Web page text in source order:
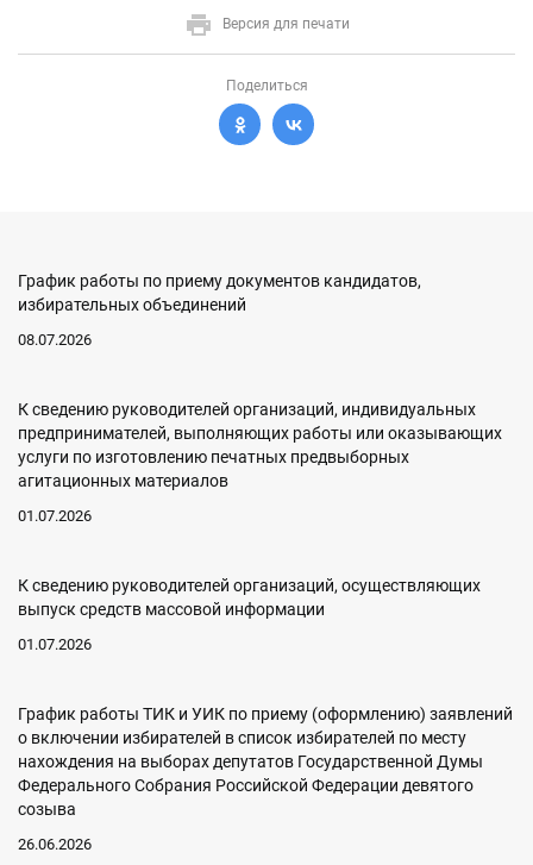
Версия для печати
Поделиться
График работы по приему документов кандидатов,
избирательных объединений
08.07.2026
К сведению руководителей организаций, индивидуальных
предпринимателей, выполняющих работы или оказывающих
услуги по изготовлению печатных предвыборных
агитационных материалов
01.07.2026
К сведению руководителей организаций, осуществляющих
выпуск средств массовой информации
01.07.2026
График работы ТИК и УИК по приему (оформлению) заявлений
о включении избирателей в список избирателей по месту
нахождения на выборах депутатов Государственной Думы
Федерального Собрания Российской Федерации девятого
созыва
26.06.2026